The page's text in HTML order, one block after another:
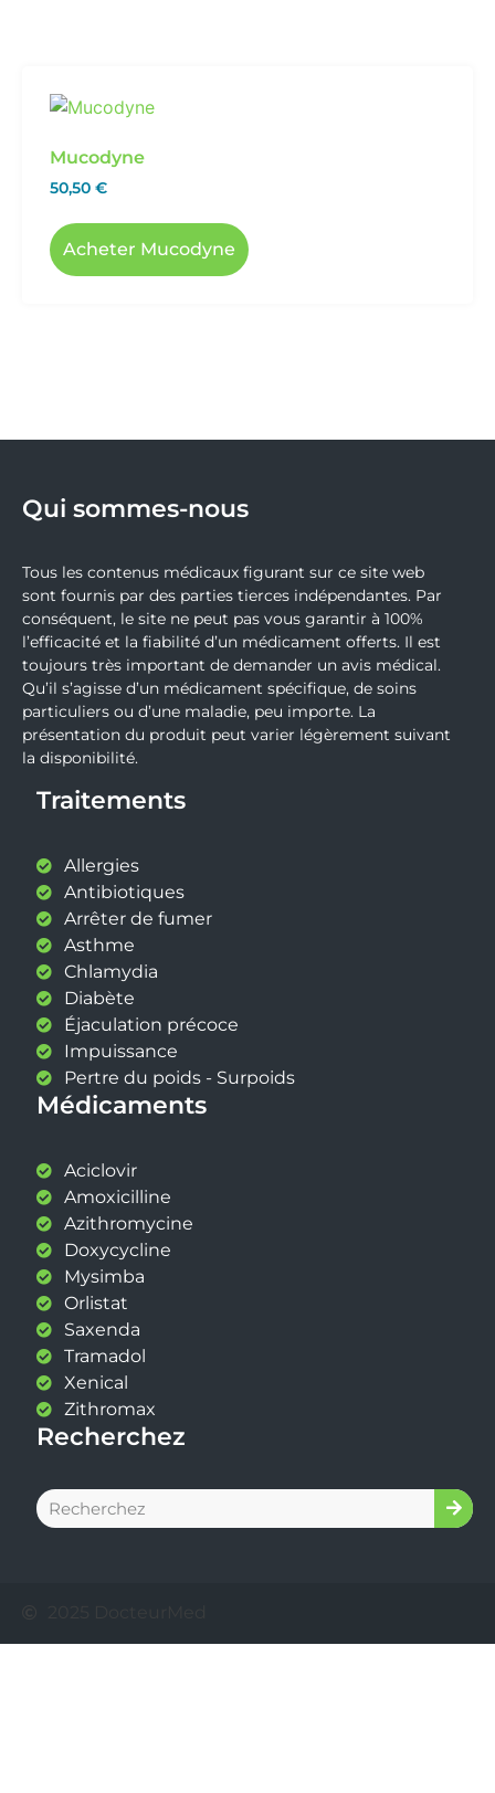
Mucodyne
50,50 €
Acheter Mucodyne
Qui sommes-nous
Tous les contenus médicaux figurant sur ce site web
sont fournis par des parties tierces indépendantes. Par
conséquent, le site ne peut pas vous garantir à 100%
l’efficacité et la fiabilité d’un médicament offerts. Il est
toujours très important de demander un avis médical.
Qu’il s’agisse d’un médicament spécifique, de soins
particuliers ou d’une maladie, peu importe. La
présentation du produit peut varier légèrement suivant
la disponibilité.
Traitements
Allergies
Antibiotiques
Arrêter de fumer
Asthme
Chlamydia
Diabète
Éjaculation précoce
Impuissance
Pertre du poids - Surpoids
Médicaments
Aciclovir
Amoxicilline
Azithromycine
Doxycycline
Mysimba
Orlistat
Saxenda
Tramadol
Xenical
Zithromax
Recherchez